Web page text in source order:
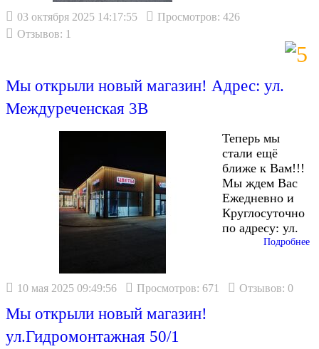
03 октября 2025 14:17:55
Просмотров: 426
Отзывов: 1
Мы открыли новый магазин! Адрес: ул.
Междуреченская 3В
Теперь мы
стали ещё
ближе к Вам!!!
Мы ждем Вас
Ежедневно и
Круглосуточно
по адресу: ул.
Подробнее
10 мая 2025 09:49:56 Просмотров: 671 Отзывов: 0
Мы открыли новый магазин!
ул.Гидромонтажная 50/1